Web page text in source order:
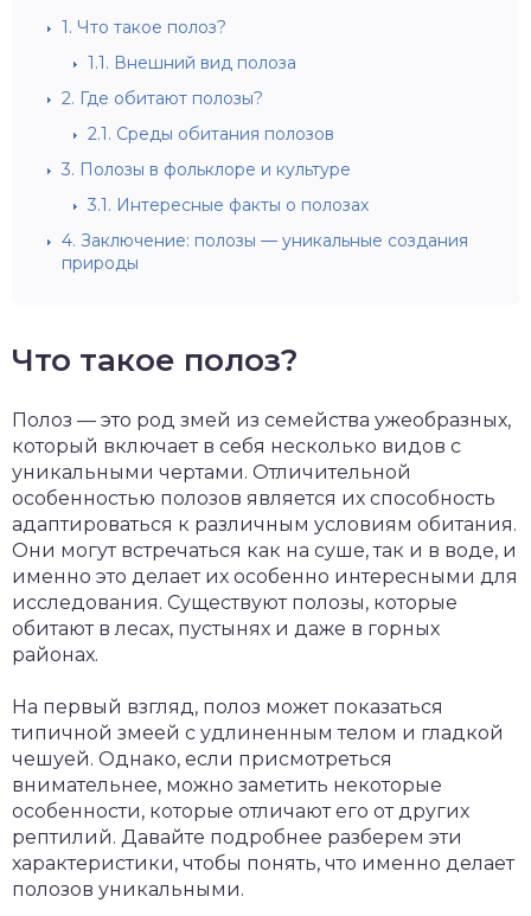
1. Что такое полоз?
1.1. Внешний вид полоза
2. Где обитают полозы?
2.1. Среды обитания полозов
3. Полозы в фольклоре и культуре
3.1. Интересные факты о полозах
4. Заключение: полозы — уникальные создания
природы
Что такое полоз?
Полоз — это род змей из семейства ужеобразных,
который включает в себя несколько видов с
уникальными чертами. Отличительной
особенностью полозов является их способность
адаптироваться к различным условиям обитания.
Они могут встречаться как на суше, так и в воде, и
именно это делает их особенно интересными для
исследования. Существуют полозы, которые
обитают в лесах, пустынях и даже в горных
районах.
На первый взгляд, полоз может показаться
типичной змеей с удлиненным телом и гладкой
чешуей. Однако, если присмотреться
внимательнее, можно заметить некоторые
особенности, которые отличают его от других
рептилий. Давайте подробнее разберем эти
характеристики, чтобы понять, что именно делает
полозов уникальными.